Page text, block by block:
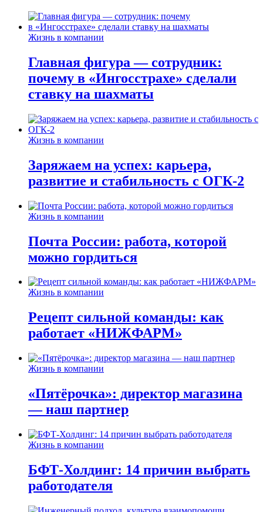
Жизнь в компании
Главная фигура — сотрудник:
почему в «Ингосстрахе» сделали
ставку на шахматы
Жизнь в компании
Заряжаем на успех: карьера,
развитие и стабильность c ОГК-2
Жизнь в компании
Почта России: работа, которой
можно гордиться
Жизнь в компании
Рецепт сильной команды: как
работает «НИЖФАРМ»
Жизнь в компании
«Пятёрочка»: директор магазина
— наш партнер
Жизнь в компании
БФТ-Холдинг: 14 причин выбрать
работодателя